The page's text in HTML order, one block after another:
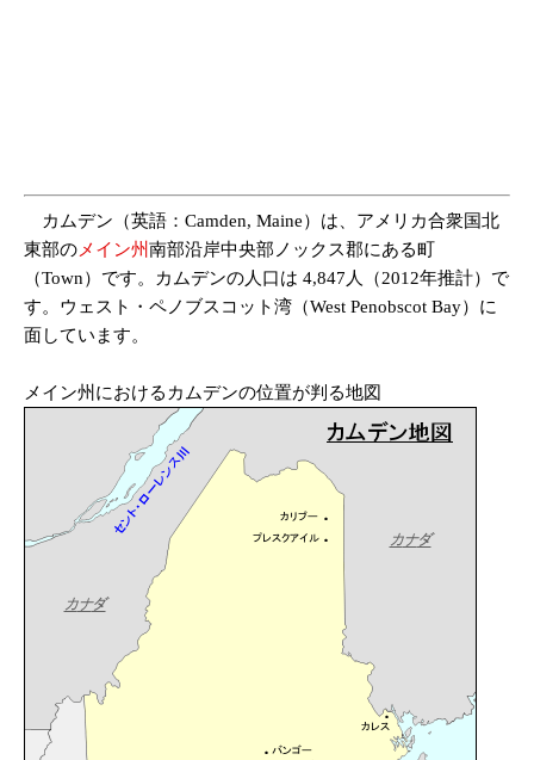
カムデン（英語：Camden, Maine）は、アメリカ合衆国北
東部の メイン州南部沿岸中央部ノックス郡にある町
（Town）です。カムデンの人口は 4,847人（2012年推計）で
す。ウェスト・ペノブスコット湾（West Penobscot Bay）に
面しています。
メイン州におけるカムデンの位置が判る地図